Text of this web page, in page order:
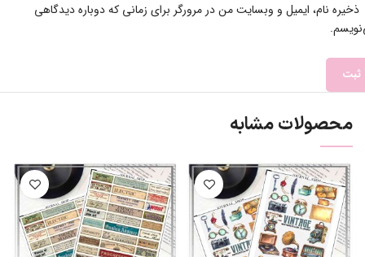
ذخیره نام، ایمیل و وبسایت من در مرورگر برای زمانی که دوباره دیدگاهی
محصولات مشابه